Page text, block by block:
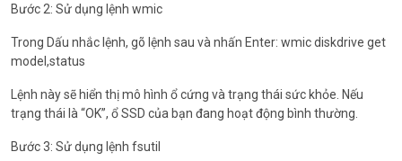
Bước 2: Sử dụng lệnh wmic
Trong Dấu nhắc lệnh, gõ lệnh sau và nhấn Enter: wmic diskdrive get
model,status
Lệnh này sẽ hiển thị mô hình ổ cứng và trạng thái sức khỏe. Nếu
trạng thái là “OK”, ổ SSD của bạn đang hoạt động bình thường.
Bước 3: Sử dụng lệnh fsutil